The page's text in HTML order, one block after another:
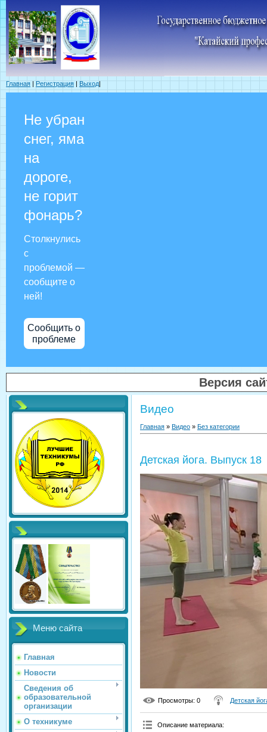
Главная | Регистрация | Выход|
Не убран
снег, яма
на
дороге,
не горит
фонарь?
Столкнулись
с
проблемой —
сообщите о
ней!
Сообщить о
проблеме
Версия
Меню сайта
Главная
Новости
Сведения об
образовательной
организации
О техникуме
Видео
Главная » Видео » Без категории
Детская йога. Выпуск 18
Просмотры: 0 Детская
Описание материала: